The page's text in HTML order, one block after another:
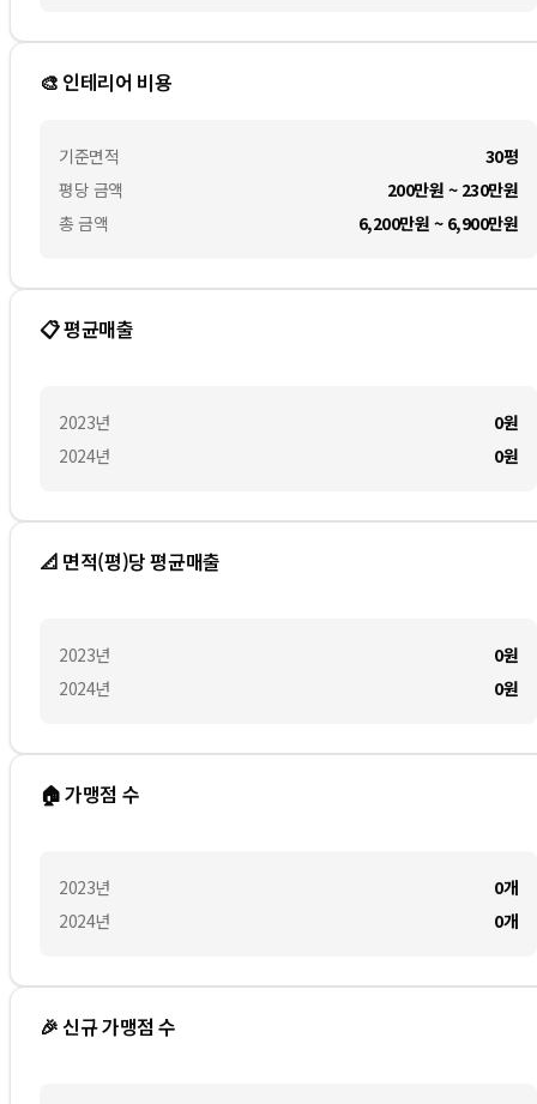
🎨 인테리어 비용
기준면적
평당 금액
총 금액
30평
200만원 ~ 230만원
6,200만원 ~ 6,900만원
📋 평균매출
2023년
2024년
0원
0원
📐 면적(평)당 평균매출
2023년
2024년
0원
0원
🏠 가맹점 수
2023년
2024년
0개
0개
🎉 신규 가맹점 수